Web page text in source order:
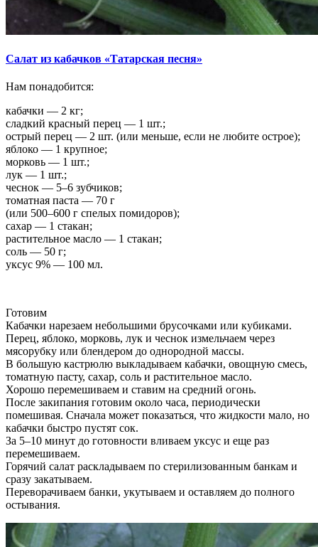
Салат из кабачков «Татарская песня»
Нам понадобится:
кабачки — 2 кг;
сладкий красный перец — 1 шт.;
острый перец — 2 шт. (или меньше, если не любите острое);
яблоко — 1 крупное;
морковь — 1 шт.;
лук — 1 шт.;
чеснок — 5–6 зубчиков;
томатная паста — 70 г
(или 500–600 г спелых помидоров);
сахар — 1 стакан;
растительное масло — 1 стакан;
соль — 50 г;
уксус 9% — 100 мл.
Готовим
Кабачки нарезаем небольшими брусочками или кубиками.
Перец, яблоко, морковь, лук и чеснок измельчаем через
мясорубку или блендером до однородной массы.
В большую кастрюлю выкладываем кабачки, овощную смесь,
томатную пасту, сахар, соль и растительное масло.
Хорошо перемешиваем и ставим на средний огонь.
После закипания готовим около часа, периодически
помешивая. Сначала может показаться, что жидкости мало, но
кабачки быстро пустят сок.
За 5–10 минут до готовности вливаем уксус и еще раз
перемешиваем.
Горячий салат раскладываем по стерилизованным банкам и
сразу закатываем.
Переворачиваем банки, укутываем и оставляем до полного
остывания.